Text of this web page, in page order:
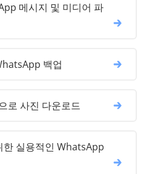
메시지 및 미디어 파
백업
로 사진 다운로드
실용적인 WhatsApp